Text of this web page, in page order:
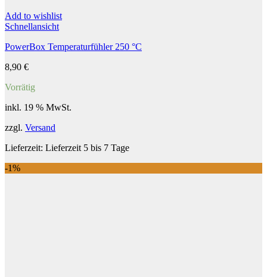
Add to wishlist
Schnellansicht
PowerBox Temperaturfühler 250 °C
8,90 €
Vorrätig
inkl. 19 % MwSt.
zzgl. Versand
Lieferzeit: Lieferzeit 5 bis 7 Tage
-1%